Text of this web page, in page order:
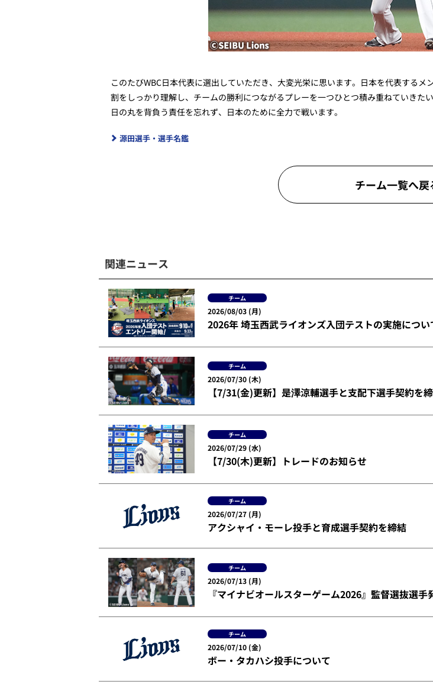
このたびWBC日本代表に選出していただき、大変光栄に思います。日本を代表する
割をしっかり理解し、チームの勝利につながるプレーを一つひとつ積み重ねていきたい
日の丸を背負う責任を忘れず、日本のために全力で戦います。
源田選手・選手名鑑
チーム一覧へ戻
関連ニュース
チーム
2026/08/03 (月)
2026年 埼玉西武ライオンズ入団テストの実施につい
チーム
2026/07/30 (木)
【7/31(金)更新】是澤涼輔選手と支配下選手契約を
チーム
2026/07/29 (水)
【7/30(木)更新】トレードのお知らせ
チーム
2026/07/27 (月)
アクシャイ・モーレ投手と育成選手契約を締結
チーム
2026/07/13 (月)
『マイナビオールスターゲーム2026』監督選抜選手
チーム
2026/07/10 (金)
ボー・タカハシ投手について